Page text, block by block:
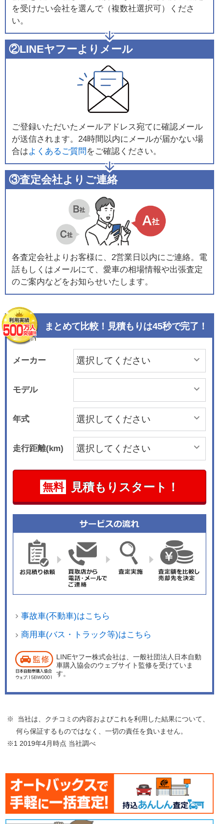
を受けたい会社を選んで（複数社選択可）くださ
い。
②LINEヤフーよりメール
ご登録いただいたメールアドレス宛てに確認メール
が送信されます。24時間以内にメールが届かない場
合はよくあるご質問 をご確認ください。
③査定会社よりご連絡
各査定会社よりお客様に、2営業日以内にご連絡。電
話もしくはメールにて、愛車の相場情報や出張査定
のご案内などをお知らせいたします。
まとめて比較！見積もりは45秒で完了！
メーカー
モデル
年式
走行距離(km)
無料 見積もりスタート！
事故車(不動車)はこちら
商用車(バス・トラック等)はこちら
LINEヤフー株式会社は、一般社団法人日本自動
車購入協会のウェブサイト監修を受けていま
す。
※ 当社は、クチコミの内容およびこれを利用した結果について、
何ら保証するものではなく、一切の責任を負いません。
※1 2019年4月時点 当社調べ